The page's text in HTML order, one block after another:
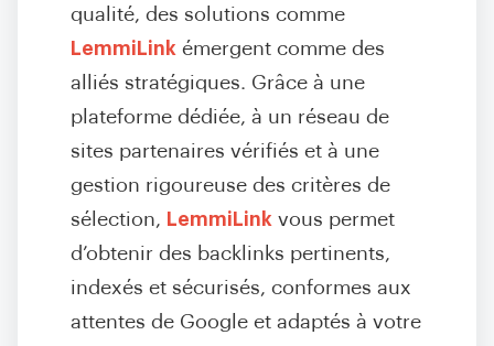
qualité, des solutions comme
LemmiLink émergent comme des
alliés stratégiques. Grâce à une
plateforme dédiée, à un réseau de
sites partenaires vérifiés et à une
gestion rigoureuse des critères de
sélection, LemmiLink vous permet
d’obtenir des backlinks pertinents,
indexés et sécurisés, conformes aux
attentes de Google et adaptés à votre